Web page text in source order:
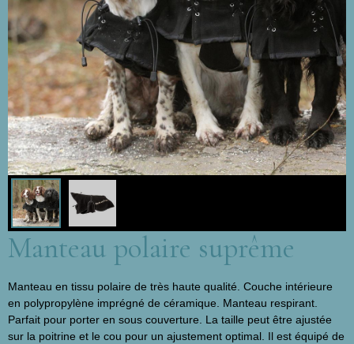
Manteau polaire suprême
Manteau en tissu polaire de très haute qualité. Couche intérieure
en polypropylène imprégné de céramique. Manteau respirant.
Parfait pour porter en sous couverture. La taille peut être ajustée
sur la poitrine et le cou pour un ajustement optimal. Il est équipé de